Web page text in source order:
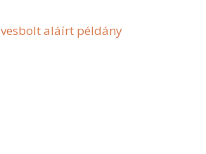
aláírt példány